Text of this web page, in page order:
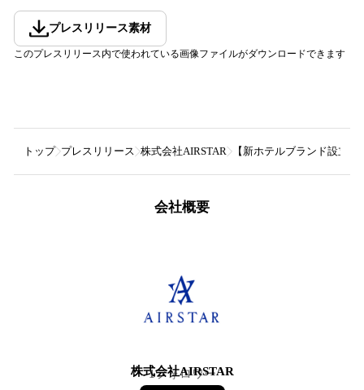
プレスリリース素材
このプレスリリース内で使われている画像ファイルがダウンロードできます
トップ プレスリリース 株式会社AIRSTAR 【新ホテルブランド設立
会社概要
株式会社AIRSTAR
1フォロワー